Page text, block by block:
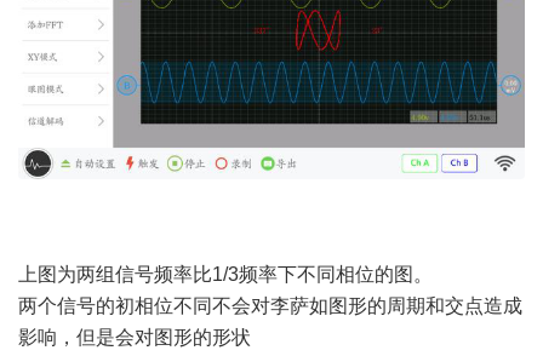
上图为两组信号频率比1/3频率下不同相位的图。
两个信号的初相位不同不会对李萨如图形的周期和交点造成
影响，但是会对图形的形状